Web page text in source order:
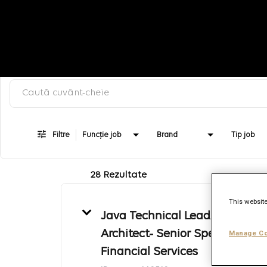
Job Search Page
Filtre Funcție job Brand Tip job
28 Rezultate
Java Technical Lead/
Architect- Senior Specialist-
Financial Services
This
Manage